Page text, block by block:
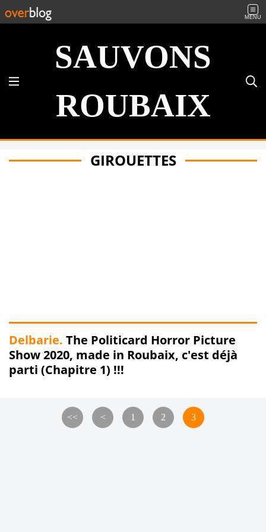
MENU
SAUVONS
ROUBAIX
GIROUETTES
Delbarie. The Politicard Horror Picture
Show 2020, made in Roubaix, c'est déjà
parti (Chapitre 1) !!!
<< < 1 2 3